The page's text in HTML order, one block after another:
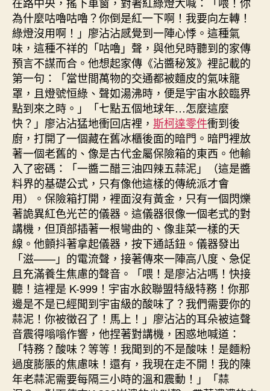
為什麼咕嚕咕嚕？你倒是紅一下啊！我要向左轉！
綠燈沒用啊！」廖沾沾感覺到一陣心悸。這種氣
味，這種不祥的「咕嚕」聲，與他兒時聽到的家傳
預言不謀而合。他想起家傳《沾醬秘笈》裡記載的
第一句：「當世間萬物的交通都被麵皮的氣味籠
罩，且燈號恒綠、聲如湯沸時，便是宇宙水餃臨界
點到來之時。」「七點五個地球年…怎麼這麼
快？」廖沾沾猛地衝回店裡， 斯柯達零件衝到後
廚，打開了一個藏在舊冰櫃後面的暗門。暗門裡放
著一個老舊的、像是古代金屬保險箱的東西。他輸
入了密碼：「一醬二醋三油四辣五蒜泥」（這是醬
料界的基礎公式，只有像他這樣的傳統派才會
用）。保險箱打開，裡面沒有黃金，只有一個閃爍
著詭異紅色光芒的儀器。這儀器很像一個老式的對
講機，但頂部插著一根彎曲的、像韭菜一樣的天
線。他顫抖著拿起儀器，按下通話鈕。儀器發出
「滋——」的電流聲，接著傳來一陣高八度、急促
且充滿養生焦慮的聲音。「喂！是廖沾沾嗎！快接
聽！這裡是 K-999！宇宙水餃聯盟特級特務！你那
邊是不是已經聞到宇宙級的酸味了？我們需要你的
蒜泥！你被徵召了！馬上！」廖沾沾的耳朵被這聲
音震得嗡嗡作響，他捏著對講機，困惑地喊道：
「特務？酸味？等等！我聞到的不是酸味！是麵粉
過度膨脹的焦慮味！還有，我現在走不開！我的陳
年老蒜泥需要每隔三小時的溫和震動！」「蒜